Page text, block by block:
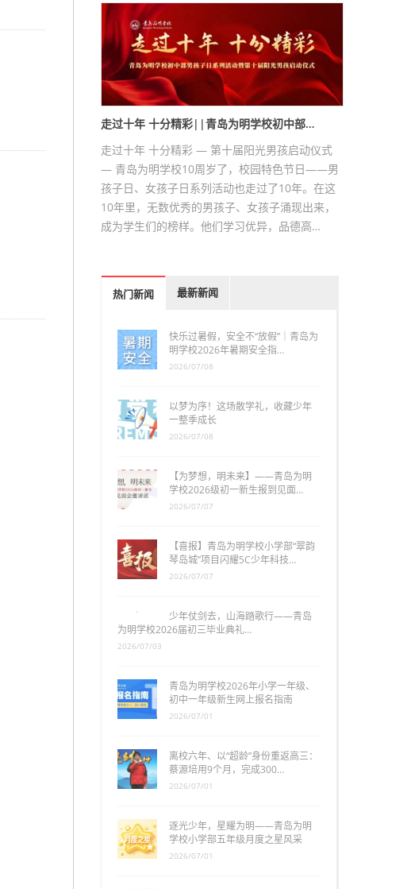
走过十年 十分精彩||青岛为明学校初中部…
走过十年 十分精彩 — 第十届阳光男孩启动仪式
— 青岛为明学校10周岁了，校园特色节日——男
孩子日、女孩子日系列活动也走过了10年。在这
10年里，无数优秀的男孩子、女孩子涌现出来，
成为学生们的榜样。他们学习优异，品德高…
热门新闻 最新新闻
快乐过暑假，安全不“放假”｜青岛为
明学校2026年暑期安全指…
2026/07/08
以梦为序！这场散学礼，收藏少年
一整季成长
2026/07/08
【为梦想，明未来】——青岛为明
学校2026级初一新生报到见面…
2026/07/07
【喜报】青岛为明学校小学部“翠韵
琴岛城”项目闪耀5C少年科技…
2026/07/07
少年仗剑去，山海踏歌行——青岛
为明学校2026届初三毕业典礼…
青岛为明学校2026年小学一年级、
初中一年级新生网上报名指南
2026/07/01
离校六年、以“超龄”身份重返高三：
蔡源培用9个月，完成300…
2026/07/01
逐光少年，星耀为明——青岛为明
学校小学部五年级月度之星风采
2026/07/01